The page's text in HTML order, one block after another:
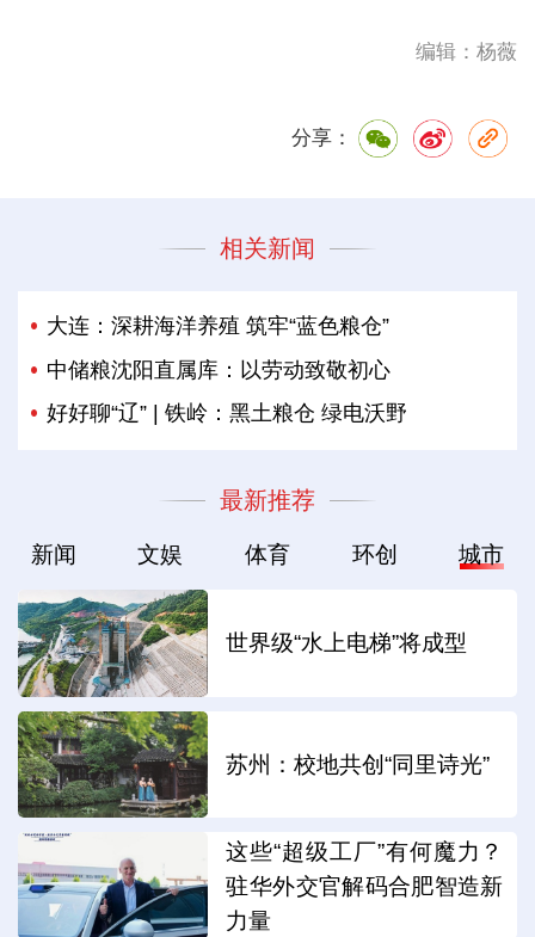
编辑：杨薇
分享：
相关新闻
大连：深耕海洋养殖 筑牢“蓝色粮仓”
中储粮沈阳直属库：以劳动致敬初心
好好聊“辽” | 铁岭：黑土粮仓 绿电沃野
最新推荐
新闻 文娱 体育 环创 城市
世界级“水上电梯”将成型
苏州：校地共创“同里诗光”
这些“超级工厂”有何魔力？
驻华外交官解码合肥智造新
力量